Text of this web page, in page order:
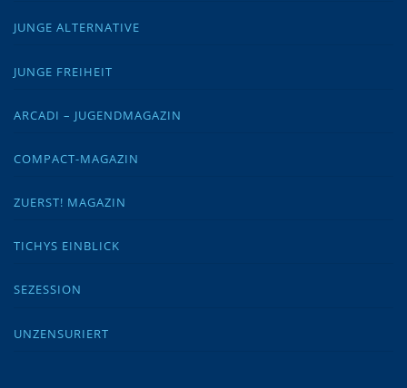
JUNGE ALTERNATIVE
JUNGE FREIHEIT
ARCADI – JUGENDMAGAZIN
COMPACT-MAGAZIN
ZUERST! MAGAZIN
TICHYS EINBLICK
SEZESSION
UNZENSURIERT